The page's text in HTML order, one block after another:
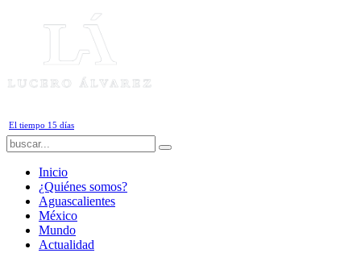
El tiempo 15 días
Inicio
¿Quiénes somos?
Aguascalientes
México
Mundo
Actualidad